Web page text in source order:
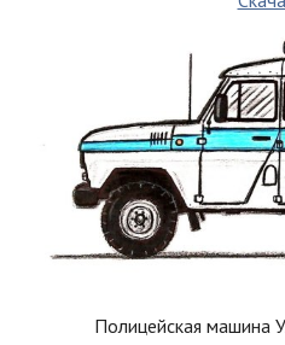
Полицейская машина